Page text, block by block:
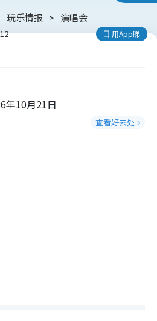
玩乐情报 演唱会
用App睇
年10月21日
查看好去处